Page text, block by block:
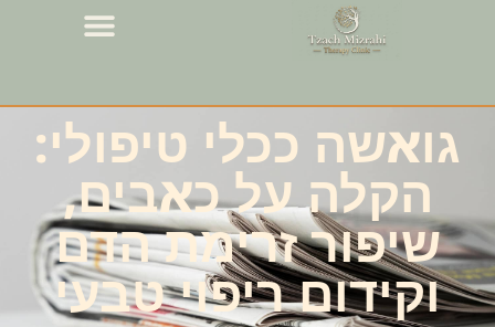
גואשה ככלי טיפולי:
הקלה על כאבים,
שיפור זרימת הדם
וקידום ריפוי טבעי